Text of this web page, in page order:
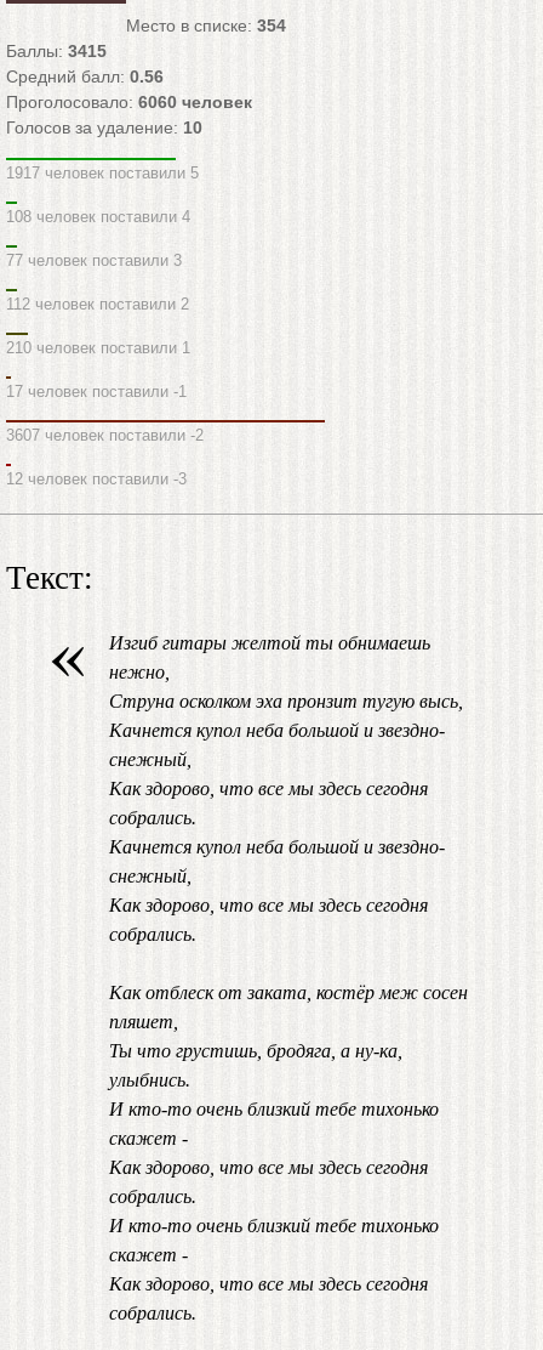
Место в списке: 354
Баллы: 3415
Средний балл: 0.56
Проголосовало: 6060 человек
Голосов за удаление: 10
1917 человек поставили 5
108 человек поставили 4
77 человек поставили 3
112 человек поставили 2
210 человек поставили 1
17 человек поставили -1
3607 человек поставили -2
12 человек поставили -3
Текст:
«
Изгиб гитары желтой ты обнимаешь
нежно,
Струна осколком эха пронзит тугую высь,
Качнется купол неба большой и звездно-
снежный,
Как здорово, что все мы здесь сегодня
собрались.
Качнется купол неба большой и звездно-
снежный,
Как здорово, что все мы здесь сегодня
собрались.
Как отблеск от заката, костёр меж сосен
пляшет,
Ты что грустишь, бродяга, а ну-ка,
улыбнись.
И кто-то очень близкий тебе тихонько
скажет -
Как здорово, что все мы здесь сегодня
собрались.
И кто-то очень близкий тебе тихонько
скажет -
Как здорово, что все мы здесь сегодня
собрались.